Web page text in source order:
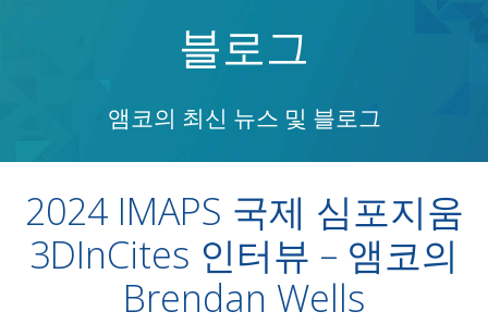
블로그
앰코의 최신 뉴스 및 블로그
2024 IMAPS 국제 심포지움
3DInCites 인터뷰 – 앰코의
Brendan Wells